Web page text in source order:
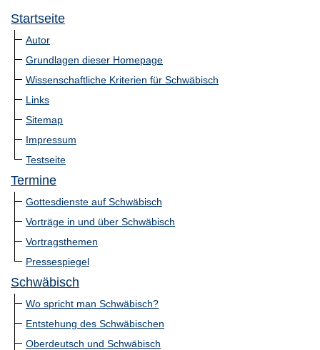
Startseite
Autor
Grundlagen dieser Homepage
Wissenschaftliche Kriterien für Schwäbisch
Links
Sitemap
Impressum
Testseite
Termine
Gottesdienste auf Schwäbisch
Vorträge in und über Schwäbisch
Vortragsthemen
Pressespiegel
Schwäbisch
Wo spricht man Schwäbisch?
Entstehung des Schwäbischen
Oberdeutsch und Schwäbisch